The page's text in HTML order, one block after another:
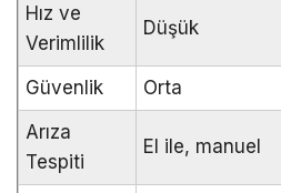
Hız ve
Verimlilik
Düşük
Güvenlik Orta
Arıza
Tespiti
El ile, manuel